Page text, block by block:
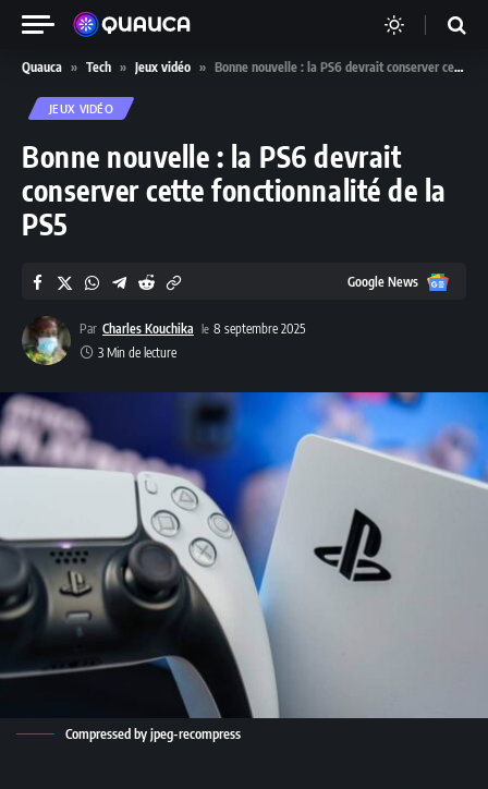
Quauca » Tech » Jeux vidéo » Bonne nouvelle : la PS6 devrait conserver cette fonctionnalité de la PS5
JEUX VIDÉO
Bonne nouvelle : la PS6 devrait
conserver cette fonctionnalité de la
PS5
Par Charles Kouchika
8 septembre 2025
3 Min de lecture
Google News Google
Compressed by jpeg-recompress